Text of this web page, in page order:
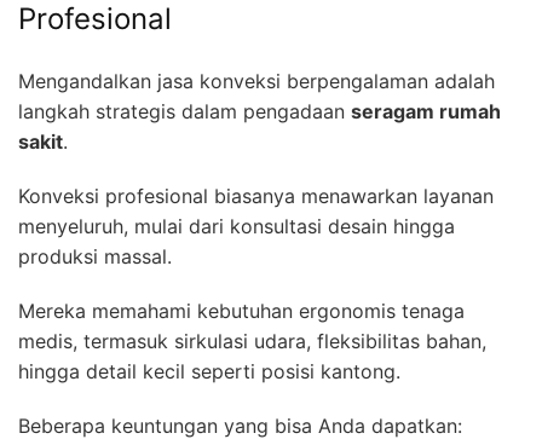
Profesional
Mengandalkan jasa konveksi berpengalaman adalah
langkah strategis dalam pengadaan seragam rumah
sakit.
Konveksi profesional biasanya menawarkan layanan
menyeluruh, mulai dari konsultasi desain hingga
produksi massal.
Mereka memahami kebutuhan ergonomis tenaga
medis, termasuk sirkulasi udara, fleksibilitas bahan,
hingga detail kecil seperti posisi kantong.
Beberapa keuntungan yang bisa Anda dapatkan: